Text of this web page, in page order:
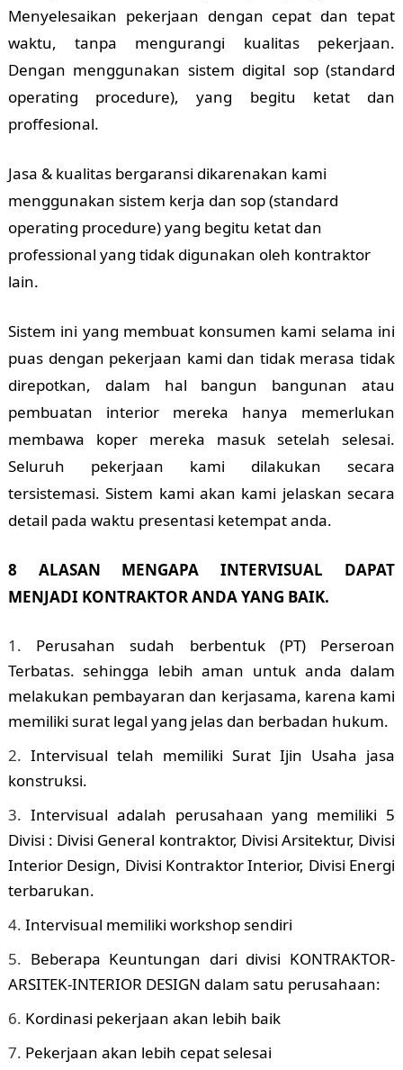
Menyelesaikan pekerjaan dengan cepat dan tepat
waktu, tanpa mengurangi kualitas pekerjaan.
Dengan menggunakan sistem digital sop (standard
operating procedure), yang begitu ketat dan
proffesional.
Jasa & kualitas bergaransi dikarenakan kami
menggunakan sistem kerja dan sop (standard
operating procedure) yang begitu ketat dan
professional yang tidak digunakan oleh kontraktor
lain.
Sistem ini yang membuat konsumen kami selama ini
puas dengan pekerjaan kami dan tidak merasa tidak
direpotkan, dalam hal bangun bangunan atau
pembuatan interior mereka hanya memerlukan
membawa koper mereka masuk setelah selesai.
Seluruh pekerjaan kami dilakukan secara
tersistemasi. Sistem kami akan kami jelaskan secara
detail pada waktu presentasi ketempat anda.
8 ALASAN MENGAPA INTERVISUAL DAPAT
MENJADI KONTRAKTOR ANDA YANG BAIK.
Perusahan sudah berbentuk (PT) Perseroan
Terbatas. sehingga lebih aman untuk anda dalam
melakukan pembayaran dan kerjasama, karena kami
memiliki surat legal yang jelas dan berbadan hukum.
Intervisual telah memiliki Surat Ijin Usaha jasa
konstruksi.
Intervisual adalah perusahaan yang memiliki 5
Divisi : Divisi General kontraktor, Divisi Arsitektur, Divisi
Interior Design, Divisi Kontraktor Interior, Divisi Energi
terbarukan.
Intervisual memiliki workshop sendiri
Beberapa Keuntungan dari divisi KONTRAKTOR-
ARSITEK-INTERIOR DESIGN dalam satu perusahaan:
Kordinasi pekerjaan akan lebih baik
Pekerjaan akan lebih cepat selesai